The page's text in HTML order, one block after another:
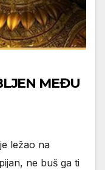
MEĐU
ležao na
ne buš ga ti